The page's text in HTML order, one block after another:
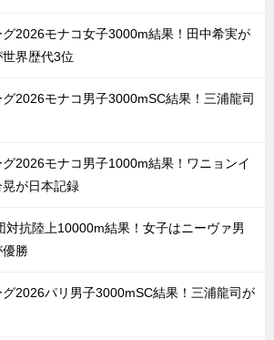
グ2026モナコ女子3000m結果！田中希実が
界歴代3位
2026モナコ男子3000mSC結果！三浦龍司
2026モナコ男子1000m結果！ワニョンイ
が日本記録
対抗陸上10000m結果！女子はニーヴァ男
優勝
2026パリ男子3000mSC結果！三浦龍司が